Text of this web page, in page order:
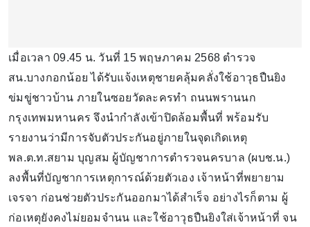
เมื่อเวลา 09.45 น. วันที่ 15 พฤษภาคม 2568 ตำรวจ
สน.บางกอกน้อย ได้รับแจ้งเหตุชายคลุ้มคลั่งใช้อาวุธปืนยิง
ข่มขู่ชาวบ้าน ภายในซอยวัดละครทำ ถนนพรานนก
กรุงเทพมหานคร จึงนำกำลังเข้าปิดล้อมพื้นที่ พร้อมรับ
รายงานว่ามีการจับตัวประกันอยู่ภายในจุดเกิดเหตุ
พล.ต.ท.สยาม บุญสม ผู้บัญชาการตำรวจนครบาล (ผบช.น.)
ลงพื้นที่บัญชาการเหตุการณ์ด้วยตัวเอง เจ้าหน้าที่พยายาม
เจรจา ก่อนช่วยตัวประกันออกมาได้สำเร็จ อย่างไรก็ตาม ผู้
ก่อเหตุยังคงไม่ยอมจำนน และใช้อาวุธปืนยิงใส่เจ้าหน้าที่ จน